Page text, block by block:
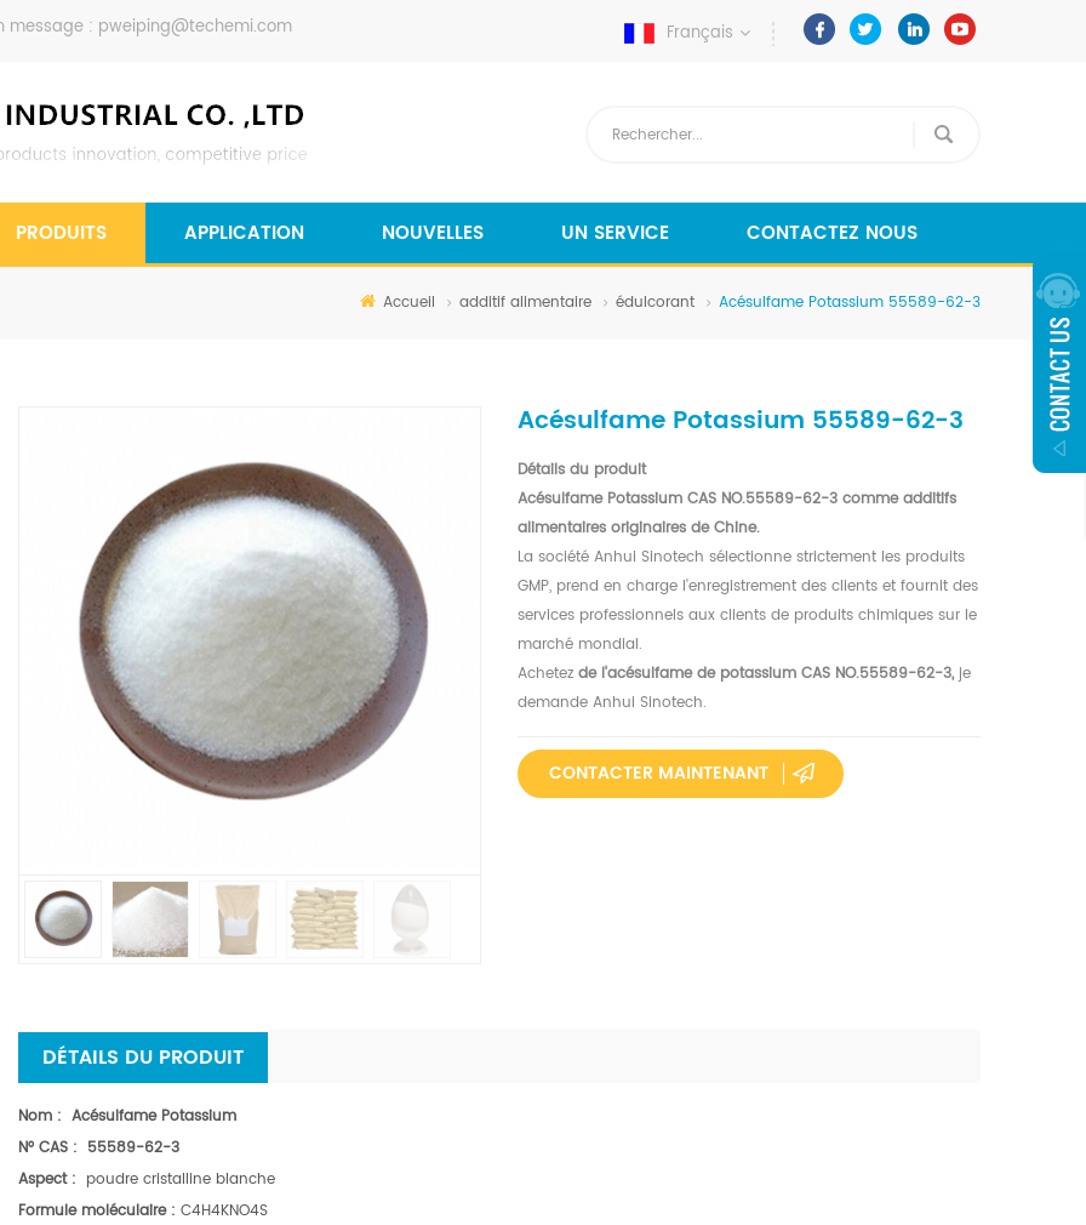
message : pweiping@techemi.com Français
PRODUITS APPLICATION NOUVELLES UN SERVICE CONTACTEZ NOUS
Accueil additif alimentaire édulcorant Acésulfame Potassium 55589-62-3
Acésulfame Potassium 55589-62-3
Détails du produit
Acésulfame Potassium CAS NO.55589-62-3 comme additifs
alimentaires originaires de Chine.
La société Anhui Sinotech sélectionne strictement les produits
GMP, prend en charge l'enregistrement des clients et fournit des
services professionnels aux clients de produits chimiques sur le
marché mondial.
Achetez de l'acésulfame de potassium CAS NO.55589-62-3,je
demande Anhui Sinotech.
CONTACTER MAINTENANT
DÉTAILS DU PRODUIT
Nom: Acésulfame Potassium
N° CAS : 55589-62-3
Aspect : poudre cristalline blanche
Formule moléculaire : C4H4KNO4S